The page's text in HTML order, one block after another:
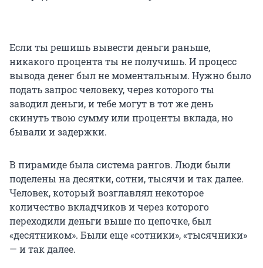
Если ты решишь вывести деньги раньше,
никакого процента ты не получишь. И процесс
вывода денег был не моментальным. Нужно было
подать запрос человеку, через которого ты
заводил деньги, и тебе могут в тот же день
скинуть твою сумму или проценты вклада, но
бывали и задержки.
В пирамиде была система рангов. Люди были
поделены на десятки, сотни, тысячи и так далее.
Человек, который возглавлял некоторое
количество вкладчиков и через которого
переходили деньги выше по цепочке, был
«десятником». Были еще «сотники», «тысячники»
— и так далее.